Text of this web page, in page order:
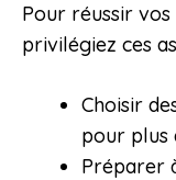
Pour réussir
privilégiez ces
Choisir
pour plus
Préparer